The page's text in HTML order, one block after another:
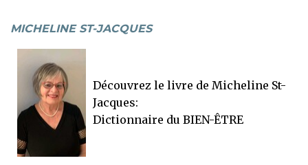
MICHELINE ST-JACQUES
Découvrez le livre de Micheline St-
Jacques:
Dictionnaire du BIEN-ÊTRE